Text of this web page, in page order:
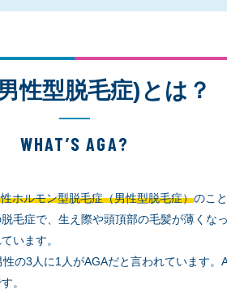
性型脱毛症)とは？
WHAT’S AGA?
ホルモン型脱毛症（男性型脱毛症）のこ
毛症で、生え際や頭頂部の毛髪が薄くな
います。
の3人に1人がAGAだと言われています。
。